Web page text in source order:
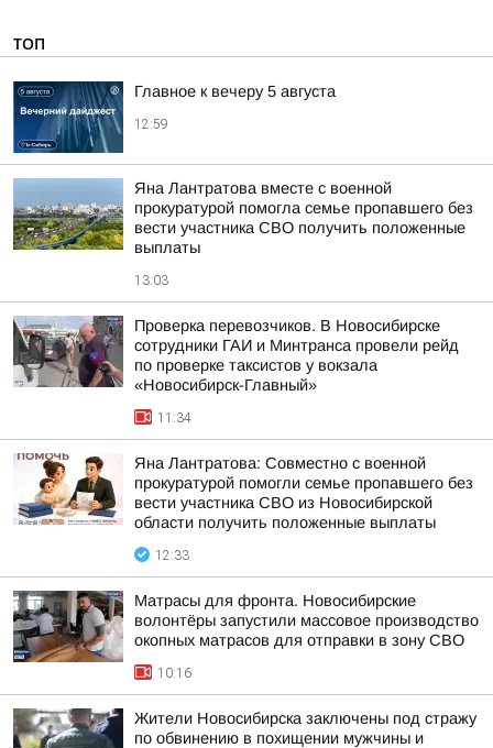
ТОП
Главное к вечеру 5 августа
12:59
Яна Лантратова вместе с военной
прокуратурой помогла семье пропавшего без
вести участника СВО получить положенные
выплаты
13:03
Проверка перевозчиков. В Новосибирске
сотрудники ГАИ и Минтранса провели рейд
по проверке таксистов у вокзала
«Новосибирск-Главный»
11:34
Яна Лантратова: Совместно с военной
прокуратурой помогли семье пропавшего без
вести участника СВО из Новосибирской
области получить положенные выплаты
12:33
Матрасы для фронта. Новосибирские
волонтёры запустили массовое производство
окопных матрасов для отправки в зону СВО
10:16
Жители Новосибирска заключены под стражу
по обвинению в похищении мужчины и